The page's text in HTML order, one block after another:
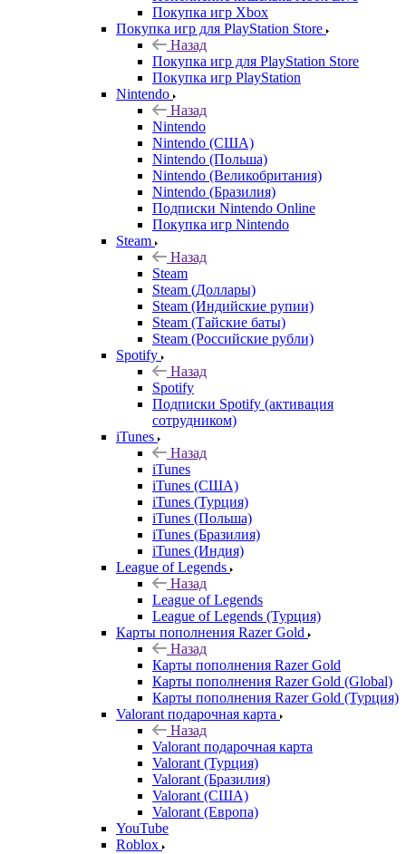
Покупка игр Xbox
Покупка игр для PlayStation Store
Назад
Покупка игр для PlayStation Store
Покупка игр PlayStation
Nintendo
Назад
Nintendo
Nintendo (США)
Nintendo (Польша)
Nintendo (Великобритания)
Nintendo (Бразилия)
Подписки Nintendo Online
Покупка игр Nintendo
Steam
Назад
Steam
Steam (Доллары)
Steam (Индийские рупии)
Steam (Тайские баты)
Steam (Российские рубли)
Spotify
Назад
Spotify
Подписки Spotify (активация
сотрудником)
iTunes
Назад
iTunes
iTunes (США)
iTunes (Турция)
iTunes (Польша)
iTunes (Бразилия)
iTunes (Индия)
League of Legends
Назад
League of Legends
League of Legends (Турция)
Карты пополнения Razer Gold
Назад
Карты пополнения Razer Gold
Карты пополнения Razer Gold (Global)
Карты пополнения Razer Gold (Турция)
Valorant подарочная карта
Назад
Valorant подарочная карта
Valorant (Турция)
Valorant (Бразилия)
Valorant (США)
Valorant (Европа)
YouTube
Roblox